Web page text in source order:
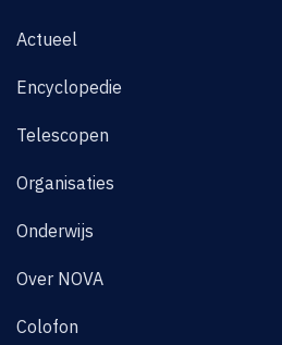
Actueel
Encyclopedie
Telescopen
Organisaties
Onderwijs
Over NOVA
Colofon